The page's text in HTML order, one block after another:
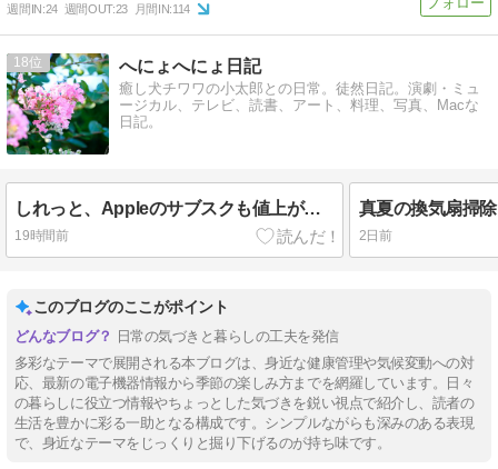
週間IN:24 週間OUT:23 月間IN:114
18 へにょへにょ日記
癒し犬チワワの小太郎との日常。徒然日記。演劇・ミュ
ージカル、テレビ、読書、アート、料理、写真、Macな
日記。
しれっと、Appleのサブスクも値上がり。
19時間前
真夏の換気扇掃除
2日前
このブログのここがポイント
日常の気づきと暮らしの工夫を発信
多彩なテーマで展開される本ブログは、身近な健康管理や気候変動への対
応、最新の電子機器情報から季節の楽しみ方までを網羅しています。日々
の暮らしに役立つ情報やちょっとした気づきを鋭い視点で紹介し、読者の
生活を豊かに彩る一助となる構成です。シンプルながらも深みのある表現
で、身近なテーマをじっくりと掘り下げるのが持ち味です。